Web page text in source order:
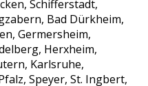
Schifferstadt,
Bad Dürkheim,
Germersheim,
Herxheim,
Karlsruhe,
Speyer, St. Ingbert,